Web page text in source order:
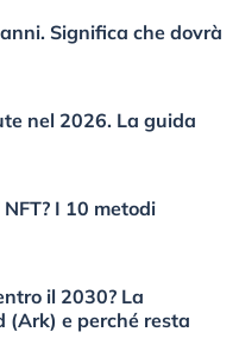
Significa che dovrà
nel 2026. La guida
I 10 metodi
il 2030? La
(Ark) e perché resta